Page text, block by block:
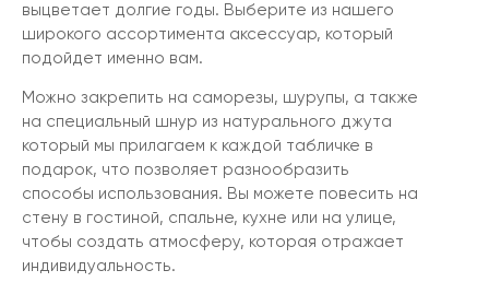
выцветает долгие годы. Выберите из нашего
широкого ассортимента аксессуар, который
подойдет именно вам.
Можно закрепить на саморезы, шурупы, а также
на специальный шнур из натурального джута
который мы прилагаем к каждой табличке в
подарок, что позволяет разнообразить
способы использования. Вы можете повесить на
стену в гостиной, спальне, кухне или на улице,
чтобы создать атмосферу, которая отражает
индивидуальность.